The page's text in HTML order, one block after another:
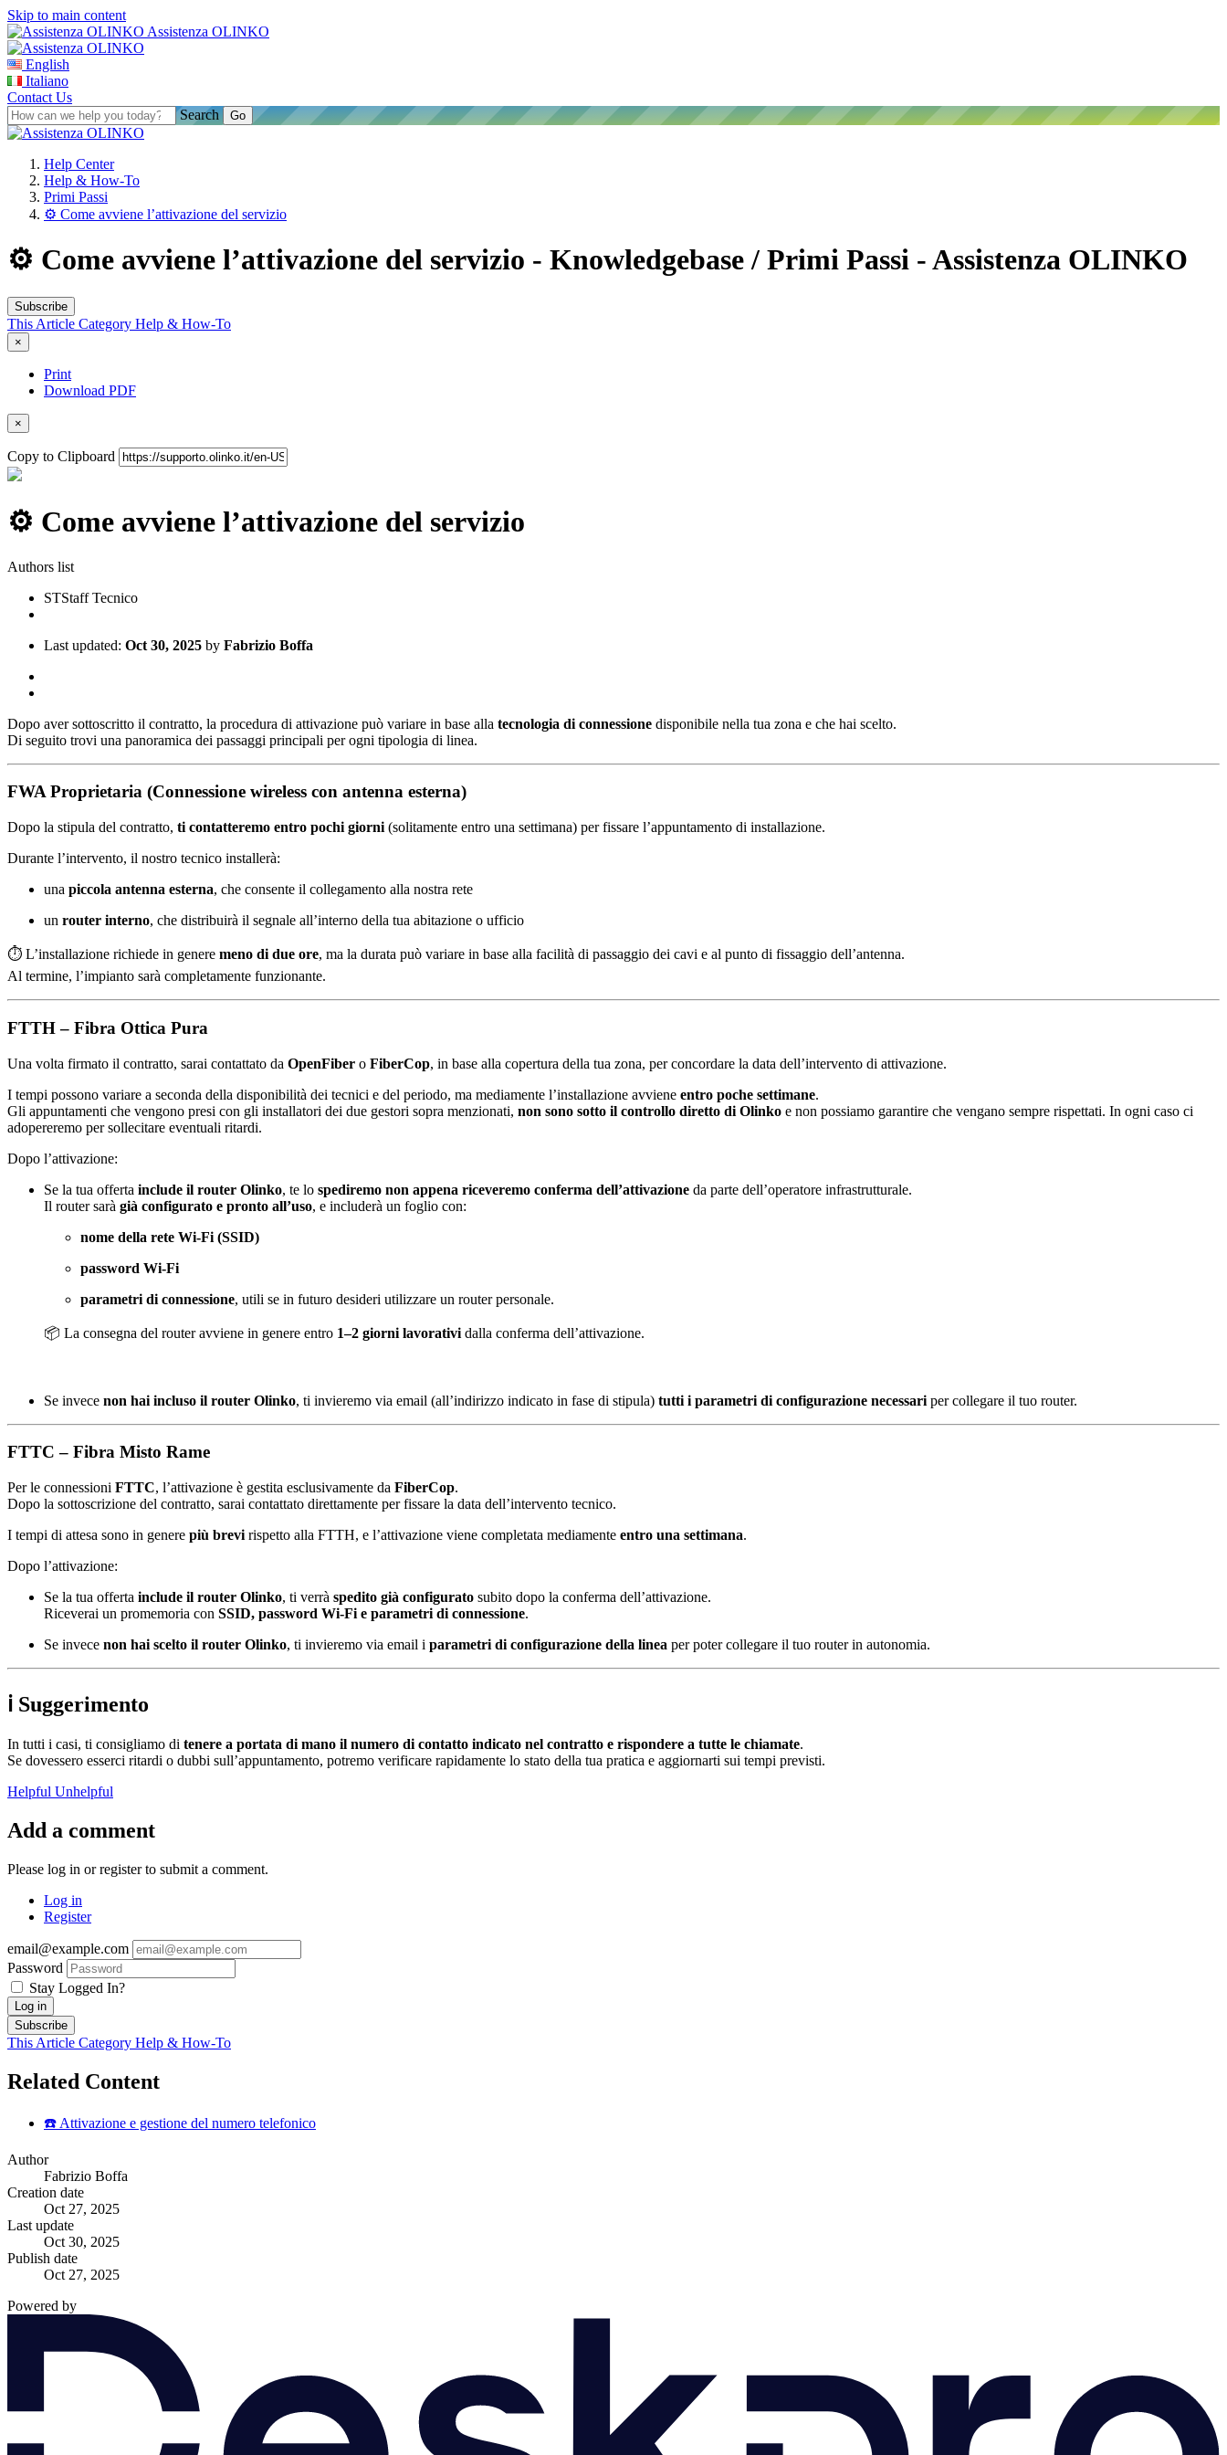
Skip to main content
Assistenza OLINKO
English
Italiano
Contact Us
Search
Help Center
Help & How-To
Primi Passi
⚙️ Come avviene l’attivazione del servizio
⚙️ Come avviene l’attivazione del servizio - Knowledgebase / Primi Passi - Assistenza OLINKO
Subscribe
This Article Category Help & How-To
×
Print
Download PDF
×
Copy to Clipboard
⚙️ Come avviene l’attivazione del servizio
Authors list
STStaff Tecnico
Last updated: Oct 30, 2025 by Fabrizio Boffa
Dopo aver sottoscritto il contratto, la procedura di attivazione può variare in base alla tecnologia di connessione disponibile nella tua zona e che hai scelto.
Di seguito trovi una panoramica dei passaggi principali per ogni tipologia di linea.
FWA Proprietaria (Connessione wireless con antenna esterna)
Dopo la stipula del contratto, ti contatteremo entro pochi giorni (solitamente entro una settimana) per fissare l’appuntamento di installazione.
Durante l’intervento, il nostro tecnico installerà:
una piccola antenna esterna, che consente il collegamento alla nostra rete
un router interno, che distribuirà il segnale all’interno della tua abitazione o ufficio
⏱️ L’installazione richiede in genere meno di due ore, ma la durata può variare in base alla facilità di passaggio dei cavi e al punto di fissaggio dell’antenna.
Al termine, l’impianto sarà completamente funzionante.
FTTH – Fibra Ottica Pura
Una volta firmato il contratto, sarai contattato da OpenFiber o FiberCop, in base alla copertura della tua zona, per concordare la data dell’intervento di attivazione.
I tempi possono variare a seconda della disponibilità dei tecnici e del periodo, ma mediamente l’installazione avviene entro poche settimane.
Gli appuntamenti che vengono presi con gli installatori dei due gestori sopra menzionati, non sono sotto il controllo diretto di Olinko e non possiamo garantire che vengano sempre rispettati. In ogni caso ci
adopereremo per sollecitare eventuali ritardi.
Dopo l’attivazione:
Se la tua offerta include il router Olinko, te lo spediremo non appena riceveremo conferma dell’attivazione da parte dell’operatore infrastrutturale.
Il router sarà già configurato e pronto all’uso, e includerà un foglio con:
nome della rete Wi-Fi (SSID)
password Wi-Fi
parametri di connessione, utili se in futuro desideri utilizzare un router personale.
📦 La consegna del router avviene in genere entro 1–2 giorni lavorativi dalla conferma dell’attivazione.
Se invece non hai incluso il router Olinko, ti invieremo via email (all’indirizzo indicato in fase di stipula) tutti i parametri di configurazione necessari per collegare il tuo router.
FTTC – Fibra Misto Rame
Per le connessioni FTTC, l’attivazione è gestita esclusivamente da FiberCop.
Dopo la sottoscrizione del contratto, sarai contattato direttamente per fissare la data dell’intervento tecnico.
I tempi di attesa sono in genere più brevi rispetto alla FTTH, e l’attivazione viene completata mediamente entro una settimana.
Dopo l’attivazione:
Se la tua offerta include il router Olinko, ti verrà spedito già configurato subito dopo la conferma dell’attivazione.
Riceverai un promemoria con SSID, password Wi-Fi e parametri di connessione.
Se invece non hai scelto il router Olinko, ti invieremo via email i parametri di configurazione della linea per poter collegare il tuo router in autonomia.
ℹ️ Suggerimento
In tutti i casi, ti consigliamo di tenere a portata di mano il numero di contatto indicato nel contratto e rispondere a tutte le chiamate.
Se dovessero esserci ritardi o dubbi sull’appuntamento, potremo verificare rapidamente lo stato della tua pratica e aggiornarti sui tempi previsti.
Helpful Unhelpful
Add a comment
Please log in or register to submit a comment.
Log in
Register
email@example.com
Password
Stay Logged In?
Log in
Subscribe
This Article Category Help & How-To
Related Content
☎️ Attivazione e gestione del numero telefonico
Author
Fabrizio Boffa
Creation date
Oct 27, 2025
Last update
Oct 30, 2025
Publish date
Oct 27, 2025
Powered by